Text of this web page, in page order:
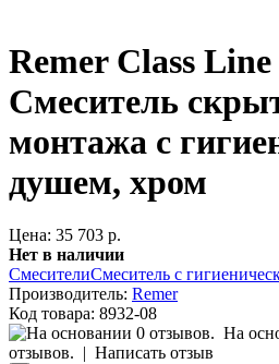
Remer Class
Смеситель
монтажа с
душем, хром
Цена: 35 703 р.
Нет в наличии
СмесителиСмеситель с
Производитель: Remer
Код товара: 8932-08
На
отзывов. | Написать отзыв